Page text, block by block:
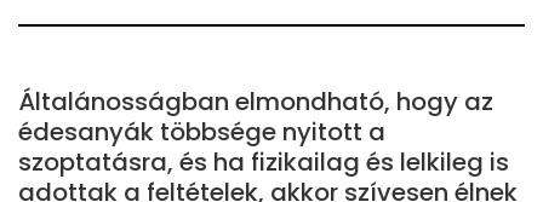
Általánosságban elmondható, hogy az
édesanyák többsége nyitott a
szoptatásra, és ha fizikailag és lelkileg is
adottak a feltételek, akkor szívesen élnek